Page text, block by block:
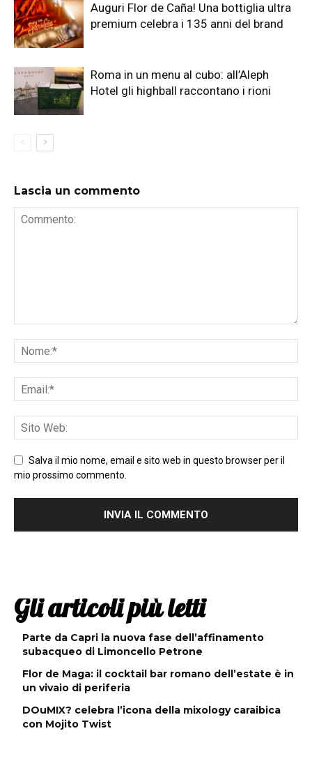
Auguri Flor de Caña! Una bottiglia ultra
premium celebra i 135 anni del brand
Roma in un menu al cubo: all’Aleph
Hotel gli highball raccontano i rioni
Lascia un commento
Salva il mio nome, email e sito web in questo browser per il
mio prossimo commento.
Gli articoli più letti
Parte da Capri la nuova fase dell’affinamento
subacqueo di Limoncello Petrone
Flor de Maga: il cocktail bar romano dell’estate è in
un vivaio di periferia
DOuMIX? celebra l’icona della mixology caraibica
con Mojito Twist